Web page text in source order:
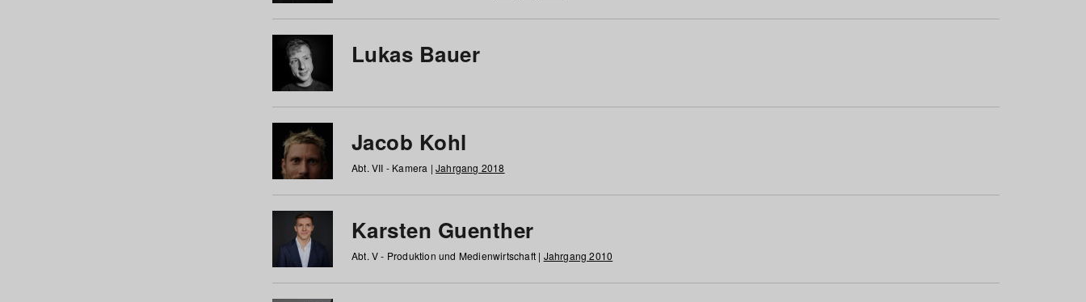
Lukas Bauer
Jacob Kohl
Abt. VII - Kamera | Jahrgang 2018
Karsten Guenther
Abt. V - Produktion und Medienwirtschaft | Jahrgang 2010